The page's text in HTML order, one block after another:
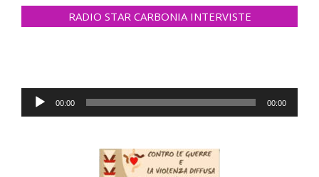
RADIO STAR CARBONIA INTERVISTE
Audio-
Player
00:00 00:00